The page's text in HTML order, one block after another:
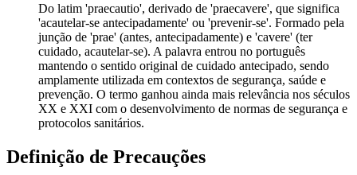
Do latim 'praecautio', derivado de 'praecavere', que significa
'acautelar-se antecipadamente' ou 'prevenir-se'. Formado pela
junção de 'prae' (antes, antecipadamente) e 'cavere' (ter
cuidado, acautelar-se). A palavra entrou no português
mantendo o sentido original de cuidado antecipado, sendo
amplamente utilizada em contextos de segurança, saúde e
prevenção. O termo ganhou ainda mais relevância nos séculos
XX e XXI com o desenvolvimento de normas de segurança e
protocolos sanitários.
Definição de Precauções